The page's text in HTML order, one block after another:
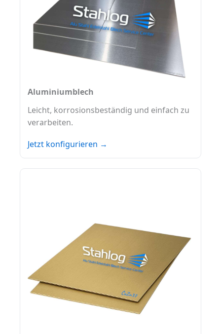
Aluminiumblech
Leicht, korrosionsbeständig und einfach zu
verarbeiten.
Jetzt konfigurieren →